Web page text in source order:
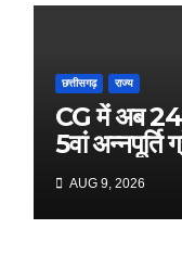
छत्तीसगढ़ राज्य
CG में अब 24
5वां
AUG 9, 2026